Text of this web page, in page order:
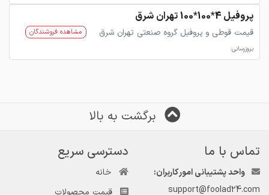
پروفیل 4*100*100 تهران شرق
قیمت قوطی و پروفیل گروه صنعتی تهران شرق
بروزرسانی:
مشاهده فروشندگان
برگشت به بالا
تماس با ما
واحد پشتیبانی امور کاربران:
support@foolad24.com
دسترسی سریع
خانه
قیمت محصولات